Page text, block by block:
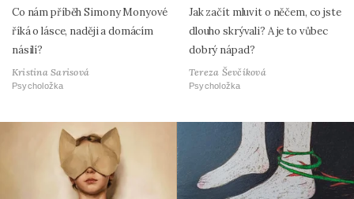
Co nám příběh Simony Monyové
říká o lásce, naději a domácím
násilí?
Kristina Sarisová
Psycholožka
Jak začít mluvit o něčem, co jste
dlouho skrývali? A je to vůbec
dobrý nápad?
Tereza Ševčíková
Psycholožka